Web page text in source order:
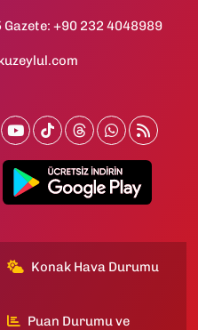
+90 232 4048989
Konak Hava Durumu
Puan Durumu ve